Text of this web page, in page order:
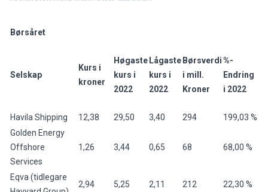
Børsåret
Selskap
Kurs i
kroner
Høgaste
kurs i
2022
Lågaste
kurs i
2022
Børsverdi
i mill.
Kroner
%-
Endring
i 2022
Havila Shipping 12,38 29,50 3,40 294
199,03 %
Golden Energy
Offshore
Services
1,26 3,44 0,65 68 68,00 %
Eqva (tidlegare
2,94 5,25 2,11 212 22,30 %